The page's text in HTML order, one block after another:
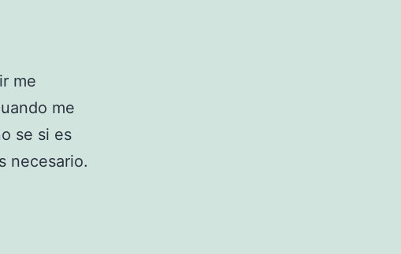
me
me
se si es
necesario.